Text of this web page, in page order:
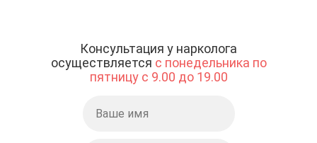
Консультация у нарколога
осуществляется с понедельника по
пятницу с 9.00 до 19.00